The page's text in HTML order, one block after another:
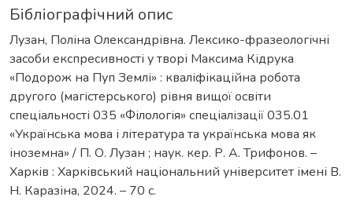
Бібліографічний опис
Лузан, Поліна Олександрівна. Лексико-фразеологічні
засоби експресивності у творі Максима Кідрука
«Подорож на Пуп Землі» : кваліфікаційна робота
другого (магістерського) рівня вищої освіти
спеціальності 035 «Філологія» спеціалізації 035.01
«Українська мова і література та українська мова як
іноземна» / П. О. Лузан ; наук. кер. Р. А. Трифонов. –
Харків : Харківський національний університет імені В.
Н. Каразіна, 2024. – 70 с.